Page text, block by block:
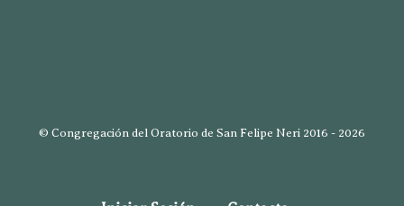
© Congregación del Oratorio de San Felipe Neri 2016 - 2026